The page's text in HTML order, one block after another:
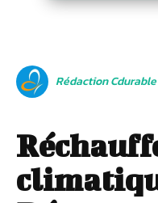
Rédaction Cdurable